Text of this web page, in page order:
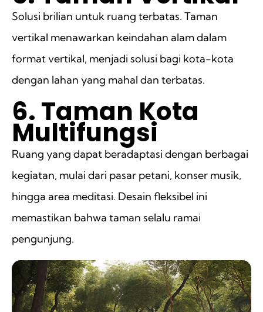
Solusi brilian untuk ruang terbatas. Taman
vertikal menawarkan keindahan alam dalam
format vertikal, menjadi solusi bagi kota-kota
dengan lahan yang mahal dan terbatas.
6. Taman Kota
Multifungsi
Ruang yang dapat beradaptasi dengan berbagai
kegiatan, mulai dari pasar petani, konser musik,
hingga area meditasi. Desain fleksibel ini
memastikan bahwa taman selalu ramai
pengunjung.